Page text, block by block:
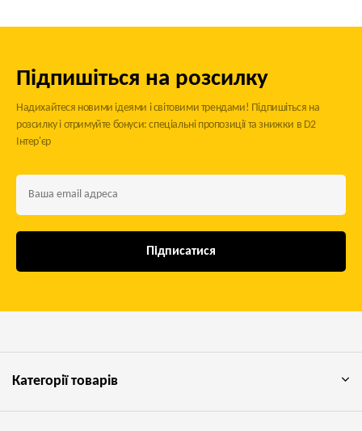
Підпишіться на розсилку
Надихайтеся новими ідеями і світовими трендами! Підпишіться на
розсилку і отримуйте бонуси: спеціальні пропозиції та знижки в D2
Інтер'єр
Підписатися
Категорії товарів